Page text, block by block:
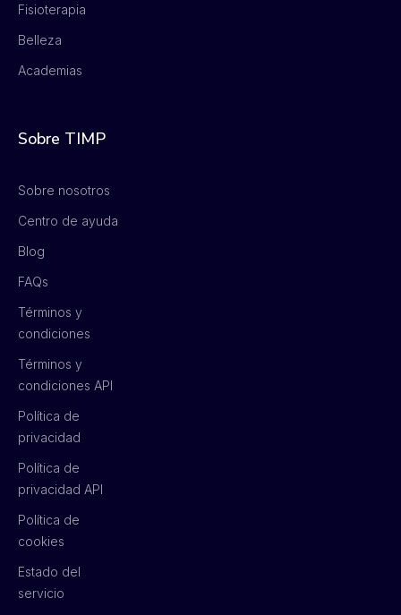
Fisioterapia
Belleza
Academias
Sobre TIMP
Sobre nosotros
Centro de ayuda
Blog
FAQs
Términos y
condiciones
Términos y
condiciones API
Política de
privacidad
Política de
privacidad API
Política de
cookies
Estado del
servicio